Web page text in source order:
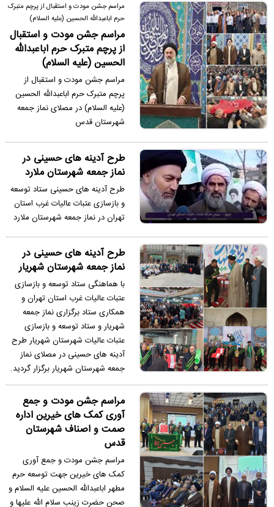
مراسم جشن مودت و استقبال از پرچم متبرک
حرم اباعبدالله الحسین (علیه السلام)
مراسم جشن مودت و استقبال
از پرچم متبرک حرم اباعبدالله
الحسین (علیه السلام)
مراسم جشن مودت و استقبال از
پرچم متبرک حرم اباعبدالله الحسین
(علیه السلام) در مصلای نماز جمعه
شهرستان قدس
طرح آدینه های حسینی در
نماز جمعه شهرستان ملارد
طرح آدینه های حسینی ستاد توسعه
و بازسازی عتبات عالیات غرب استان
تهران در نماز جمعه شهرستان ملارد
طرح آدينه های حسینی در
نماز جمعه شهرستان شهریار
با هماهنگی ستاد توسعه و بازسازی
عتبات عالیات غرب استان تهران و
همکاری ستاد برگزاری نماز جمعه
شهریار و ستاد توسعه و بازسازی
عتبات عالیات شهرستان شهریار طرح
آدينه های حسینی در مصلای نماز
جمعه شهرستان شهریار برگزار گردید.
مراسم جشن مودت و جمع
آوری کمک های خیرین اداره
صمت و اصناف شهرستان
قدس
مراسم جشن مودت و جمع آوری
کمک های خیرین جهت توسعه حرم
مطهر اباعبدالله الحسین علیه السلام و
صحن حضرت زینب سلام الله علیها و